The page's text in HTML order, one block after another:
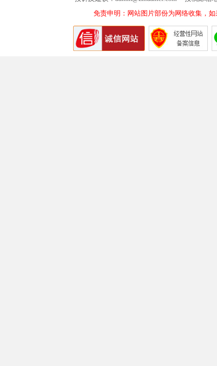
免责申明：网站图片部份为网络收集，